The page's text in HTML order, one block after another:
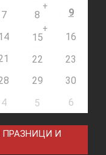
7 8
+
9
15
+
16
22
23
29
30
4 5 6
И